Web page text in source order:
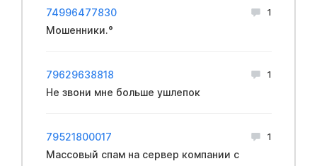
74996477830 1
Мошенники.°
79629638818 1
Не звони мне больше ушлепок
79521800017 1
Массовый спам на сервер компании с